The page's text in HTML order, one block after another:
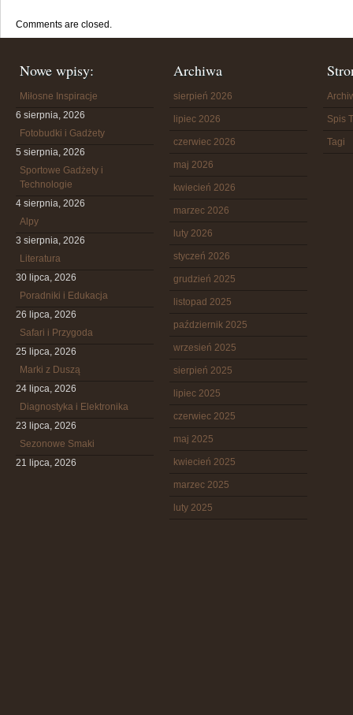
Comments are closed.
Nowe wpisy:
Miłosne Inspiracje
6 sierpnia, 2026
Fotobudki i Gadżety
5 sierpnia, 2026
Sportowe Gadżety i
Technologie
4 sierpnia, 2026
Alpy
3 sierpnia, 2026
Literatura
30 lipca, 2026
Poradniki i Edukacja
26 lipca, 2026
Safari i Przygoda
25 lipca, 2026
Marki z Duszą
24 lipca, 2026
Diagnostyka i Elektronika
23 lipca, 2026
Sezonowe Smaki
21 lipca, 2026
Archiwa
sierpień 2026
lipiec 2026
czerwiec 2026
maj 2026
kwiecień 2026
marzec 2026
luty 2026
styczeń 2026
grudzień 2025
listopad 2025
październik 2025
wrzesień 2025
sierpień 2025
lipiec 2025
czerwiec 2025
maj 2025
kwiecień 2025
marzec 2025
luty 2025
Spis
Tagi